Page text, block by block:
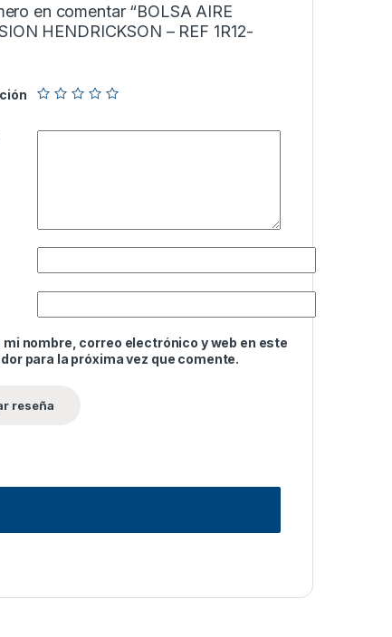
en comentar “BOLSA AIRE
HENDRICKSON – REF 1R12-
mi nombre, correo electrónico y web en este
para la próxima vez que comente.